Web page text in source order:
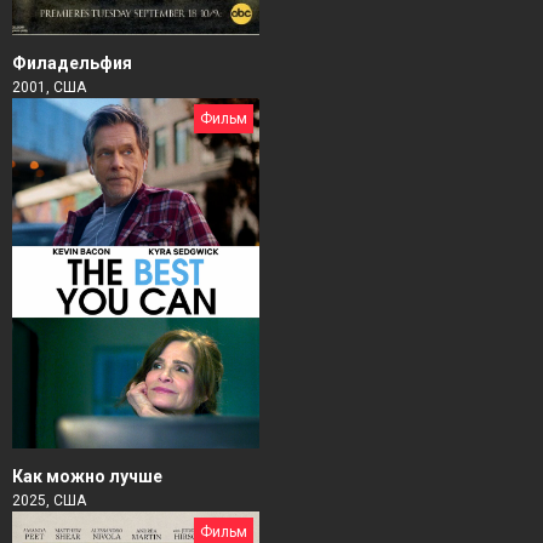
Филадельфия
2001, США
Фильм
Как можно лучше
2025, США
Фильм